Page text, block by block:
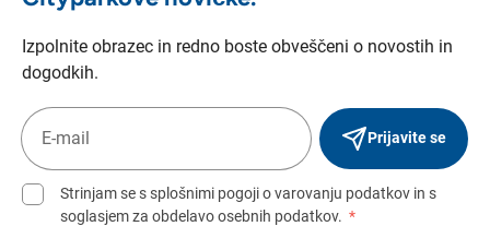
Izpolnite obrazec in redno boste obveščeni o novostih in
dogodkih.
Prijavite se
Strinjam se s splošnimi pogoji o varovanju podatkov in s
soglasjem za obdelavo osebnih podatkov. *